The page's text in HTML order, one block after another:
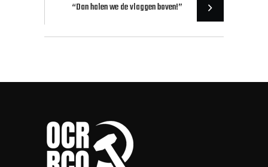
“Dan halen we de vlaggen boven!”